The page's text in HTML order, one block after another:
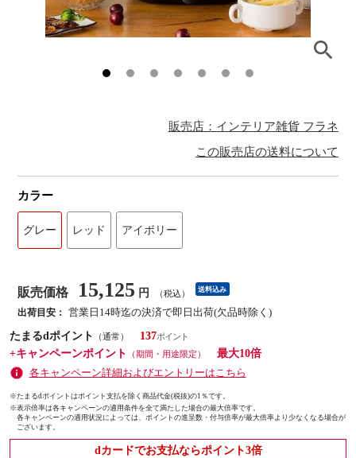
販売店：インテリア雑貨 フラネ
この販売店の送料について
カラー
グレー レッド アイボリー
販売価格 15,125 円 （税込） 送料込み
出荷目安： 営業日14時迄の決済で即日出荷(欠品時除く)
たまるdポイント
（通常）
137
+キャンペーンポイント
（期間・用途限定）
最大10倍
各キャンペーン詳細およびエントリーはこちら
※たまるdポイントはポイント支払を除く商品代金(税抜)の1％です。
※表示倍率は各キャンペーンの適用条件を全て満たした場合の最大倍率です。
各キャンペーンの適用状況によっては、ポイントの進呈数・付与倍率が最大倍率より少なくなる場合が
ございます。
dカードでお支払ならポイント3倍